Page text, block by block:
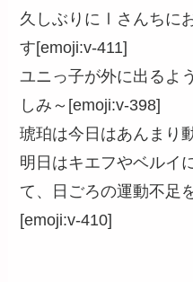
久しぶりにⅠさんちに
す[emoji:v-411]
ユニっ子が外に出るよ
しみ～[emoji:v-398]
琥珀は今日はあんまり
明日はキエフやベルイ
て、日ごろの運動不足
[emoji:v-410]